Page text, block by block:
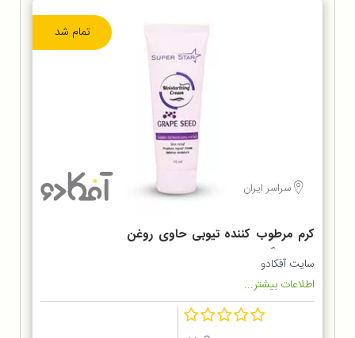
تمام شد
سراسر ایران
کرم مرطوب کننده تیوبی حاوی روغن
هسته انگور
سایت آفکادو
اطلاعات بیشتر...